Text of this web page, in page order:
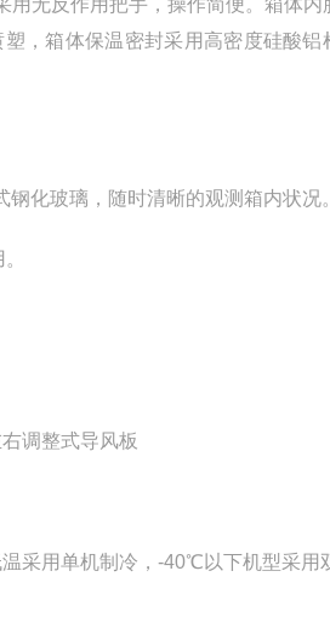
无反作用把手，操作简便。箱体
，箱体保温密封采用高密度硅酸
化玻璃，随时清晰的观测箱内状况。
调整式导风板
采用单机制冷，-40℃以下机型采用